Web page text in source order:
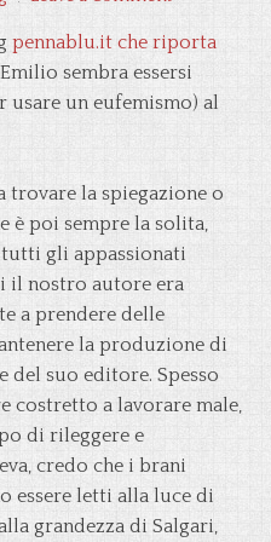
pennablu.it che riporta
sembra essersi
un eufemismo) al
trovare la spiegazione o
è poi sempre la solita,
gli appassionati
il nostro autore era
a prendere delle
la produzione di
del suo editore. Spesso
costretto a lavorare male,
di rileggere e
credo che i brani
essere letti alla luce di
grandezza di Salgari,